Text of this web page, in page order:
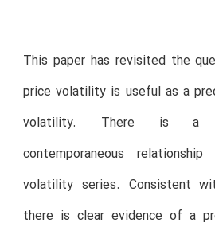
This paper has revisited the
price volatility is useful as a
volatility. There is a
contemporaneous
volatility series. Consistent
there is clear evidence of a